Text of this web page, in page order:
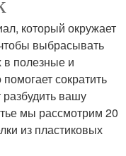
который окружает
выбрасывать
полезные и
сократить
вашу
мы рассмотрим 20
из пластиковых